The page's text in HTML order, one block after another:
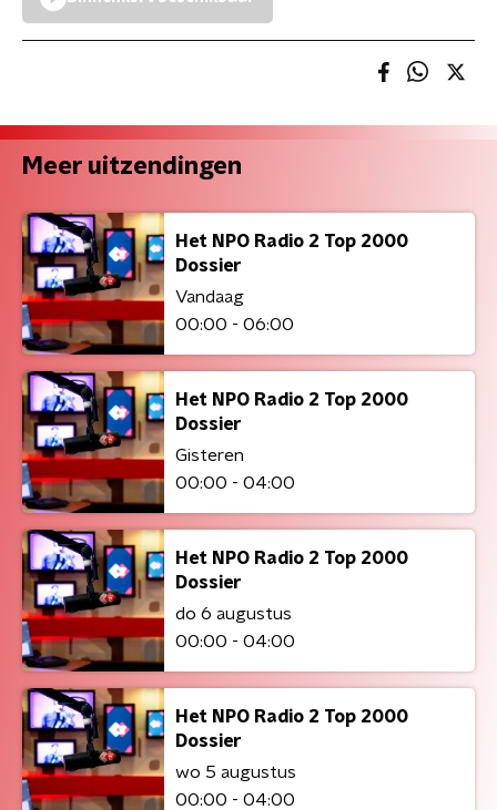
Meer uitzendingen
Het NPO Radio 2 Top 2000
Dossier
Vandaag
00:00 - 06:00
Het NPO Radio 2 Top 2000
Dossier
Gisteren
00:00 - 04:00
Het NPO Radio 2 Top 2000
Dossier
do 6 augustus
00:00 - 04:00
Het NPO Radio 2 Top 2000
Dossier
wo 5 augustus
00:00 - 04:00